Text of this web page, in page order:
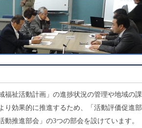
祉活動計画」の進捗状況の管理や地域の課
り効果的に推進するため、「活動評価促進部
推進部会」の3つの部会を設けています。